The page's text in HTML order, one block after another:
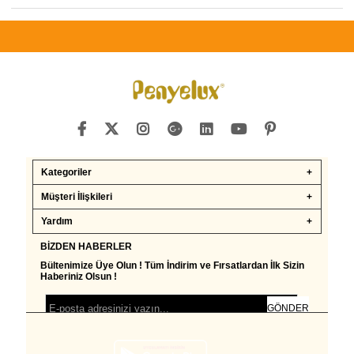
Kategoriler
Müşteri İlişkileri
Yardım
BIZDEN HABERLER
Bültenimize Üye Olun ! Tüm İndirim ve Fırsatlardan İlk Sizin
Haberiniz Olsun !
GÖNDER